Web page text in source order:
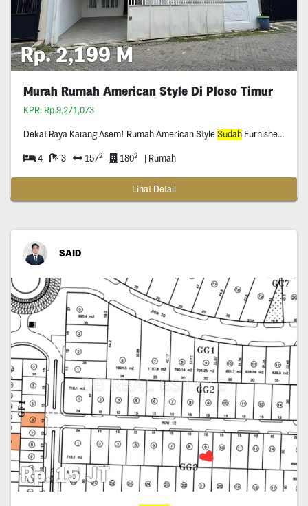
Rp. 2,199 M
Murah Rumah American Style Di Ploso Timur
KPR: Rp.9,271,073
Dekat Raya Karang Asem! Rumah American StyleSudahFurnished Jalan Ploso Timur, Surabaya Timur
4 3 1572 1802 | Rumah
Lihat Detail
SAID
Rp. 15 JT